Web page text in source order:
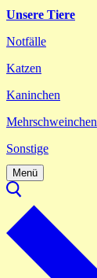
Unsere Tiere
Notfälle
Katzen
Kaninchen
Mehrschweinchen
Sonstige
Menü